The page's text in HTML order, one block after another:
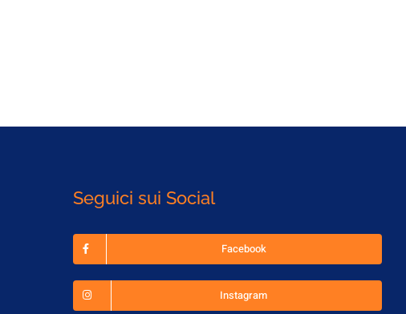
Seguici sui Social
Facebook
Instagram